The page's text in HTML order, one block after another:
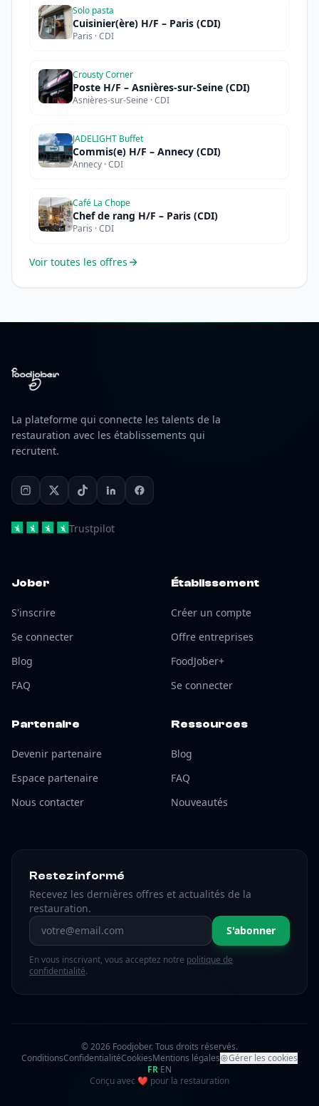
Solo pasta
Cuisinier(ère) H/F – Paris (CDI)
Paris · CDI
Crousty Corner
Poste H/F – Asnières-sur-Seine (CDI)
Asnières-sur-Seine · CDI
JADELIGHT Buffet
Commis(e) H/F – Annecy (CDI)
Annecy · CDI
Café La Chope
Chef de rang H/F – Paris (CDI)
Paris · CDI
Voir toutes les offres
La plateforme qui connecte les talents de la
restauration avec les établissements qui
recrutent.
Trustpilot
Jober
S'inscrire
Se connecter
Blog
FAQ
Établissement
Créer un compte
Offre entreprises
FoodJober+
Se connecter
Partenaire
Devenir partenaire
Espace partenaire
Nous contacter
Ressources
Blog
FAQ
Nouveautés
Restez informé
Recevez les dernières offres et actualités de la
restauration.
Adresse email S'abonner
En vous inscrivant, vous acceptez notre politique de
confidentialité.
© 2026 Foodjober. Tous droits réservés.
ConditionsConfidentialitéCookiesMentions légales
Gérer les cookies
FR·EN
Conçu avec ❤ amour
pour la restauration